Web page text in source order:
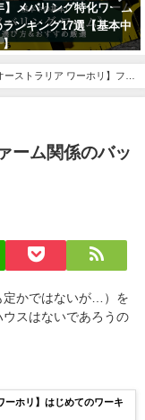
】メバリング特化ワーム
ンキング17選【基本中
】
ーストラリア ワーホリ】ファ
ーム関係のバッ
定かではないが…）を
スはないであろうの
ーホリ】はじめてのワーキ